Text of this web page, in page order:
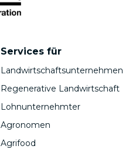
Services für
Landwirtschaftsunternehmen
Regenerative Landwirtschaft
Lohnunternehmter
Agronomen
Agrifood